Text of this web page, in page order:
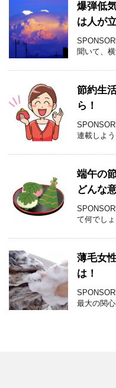
爆弾低
は人が
聞いて、
節約生
ら！
連載しよ
端午の
どんな
て何でし
薄毛女
は！
最大の関